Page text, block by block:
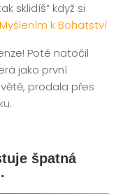
sklidíš” když si
k Bohatství
Poté natočil
jako první
prodala přes
špatná